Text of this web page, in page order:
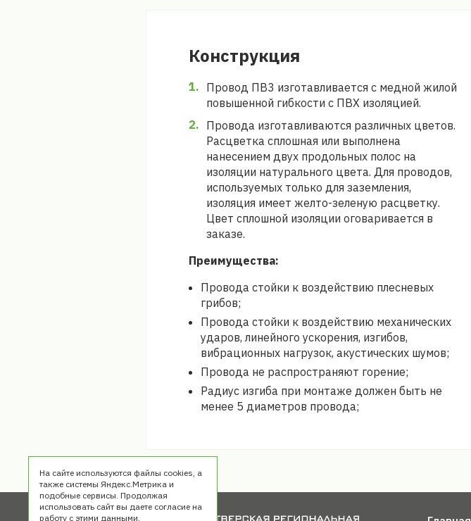
Конструкция
Провод ПВ3 изготавливается с медной жилой
повышенной гибкости с ПВХ изоляцией.
Провода изготавливаются различных цветов.
Расцветка сплошная или выполнена
нанесением двух продольных полос на
изоляции натурального цвета. Для проводов,
используемых только для заземления,
изоляция имеет желто-зеленую расцветку.
Цвет сплошной изоляции оговаривается в
заказе.
Преимущества:
Провода стойки к воздействию плесневых
грибов;
Провода стойки к воздействию механических
ударов, линейного ускорения, изгибов,
вибрационных нагрузок, акустических шумов;
Провода не распространяют горение;
Радиус изгиба при монтаже должен быть не
менее 5 диаметров провода;
На сайте используются файлы cookies, а
также системы Яндекс.Метрика и
подобные сервисы. Продолжая
использовать сайт вы даете согласие на
работу с этими данными.